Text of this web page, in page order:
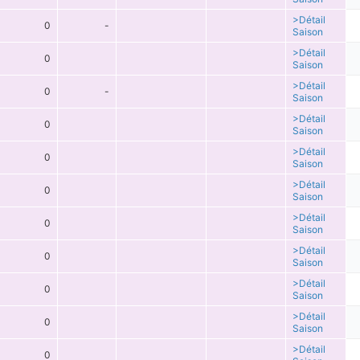
0 -
>Détail
Saison
0
>Détail
Saison
0 -
>Détail
Saison
0
>Détail
Saison
0
>Détail
Saison
0
>Détail
Saison
0
>Détail
Saison
0
>Détail
Saison
0
>Détail
Saison
0
>Détail
Saison
0
>Détail